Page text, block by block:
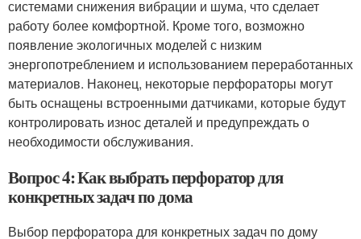
системами снижения вибрации и шума, что сделает
работу более комфортной. Кроме того, возможно
появление экологичных моделей с низким
энергопотреблением и использованием переработанных
материалов. Наконец, некоторые перфораторы могут
быть оснащены встроенными датчиками, которые будут
контролировать износ деталей и предупреждать о
необходимости обслуживания.
Вопрос 4: Как выбрать перфоратор для
конкретных задач по дома
Выбор перфоратора для конкретных задач по дому